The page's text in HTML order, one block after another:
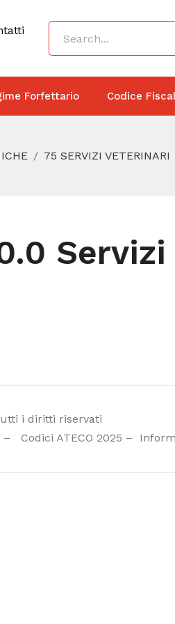
Forfettario Codice
75 SERVIZI VETERINARI
i diritti riservati
– Codici ATECO 2025 –